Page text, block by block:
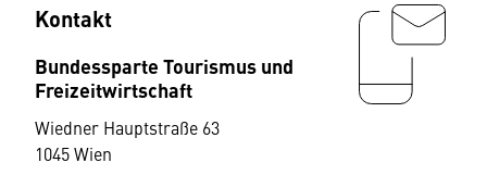
Kontakt
Bundessparte Tourismus und
Freizeitwirtschaft
Wiedner Hauptstraße 63
1045 Wien